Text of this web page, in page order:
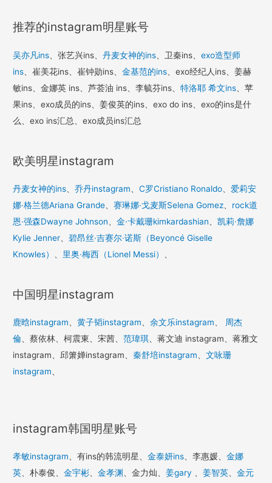
推荐的instagram明星账号
吴亦凡ins 、张艺兴ins、丹麦女神的ins 、卫秦ins、exo造型师
ins 、崔美花ins、崔钟勋ins、金基范的ins 、exo经纪人ins、姜赫
敏ins、金娜英 ins、芦荟油 ins、李毓芬ins、特洛耶 希文ins 、苹
果ins、exo成员的ins、姜俊英的ins、exo do ins、exo的ins是什
么、exo ins汇总、exo成员ins汇总
欧美明星instagram
丹麦女神的ins 、乔丹instagram 、C罗Cristiano Ronaldo 、爱莉安
娜·格兰德Ariana Grande 、赛琳娜·戈麦斯Selena Gomez
rock道
恩·强森Dwayne Johnson 、金·卡戴珊kimkardashian 、凯莉·詹娜
Kylie Jenner 、碧昂丝·吉赛尔·诺斯（Beyoncé Giselle
Knowles）
里奥·梅西（Lionel Messi）
中国明星instagram
鹿晗instagram、黄子韬instagram、余文乐instagram、 周杰
倫、蔡依林、柯震東、宋茜、范瑋琪、蒋文迪 instagram、蒋雅文
instagram、邱箫婵instagram、秦舒培instagram、文咏珊
instagram、
instagram韩国明星账号
孝敏instagram 、有ins的韩流明星、金泰妍ins 、李惠媛、金娜
英 、朴泰俊、金宇彬 、金孝渊 、金力灿、姜gary 、姜智英 、金元